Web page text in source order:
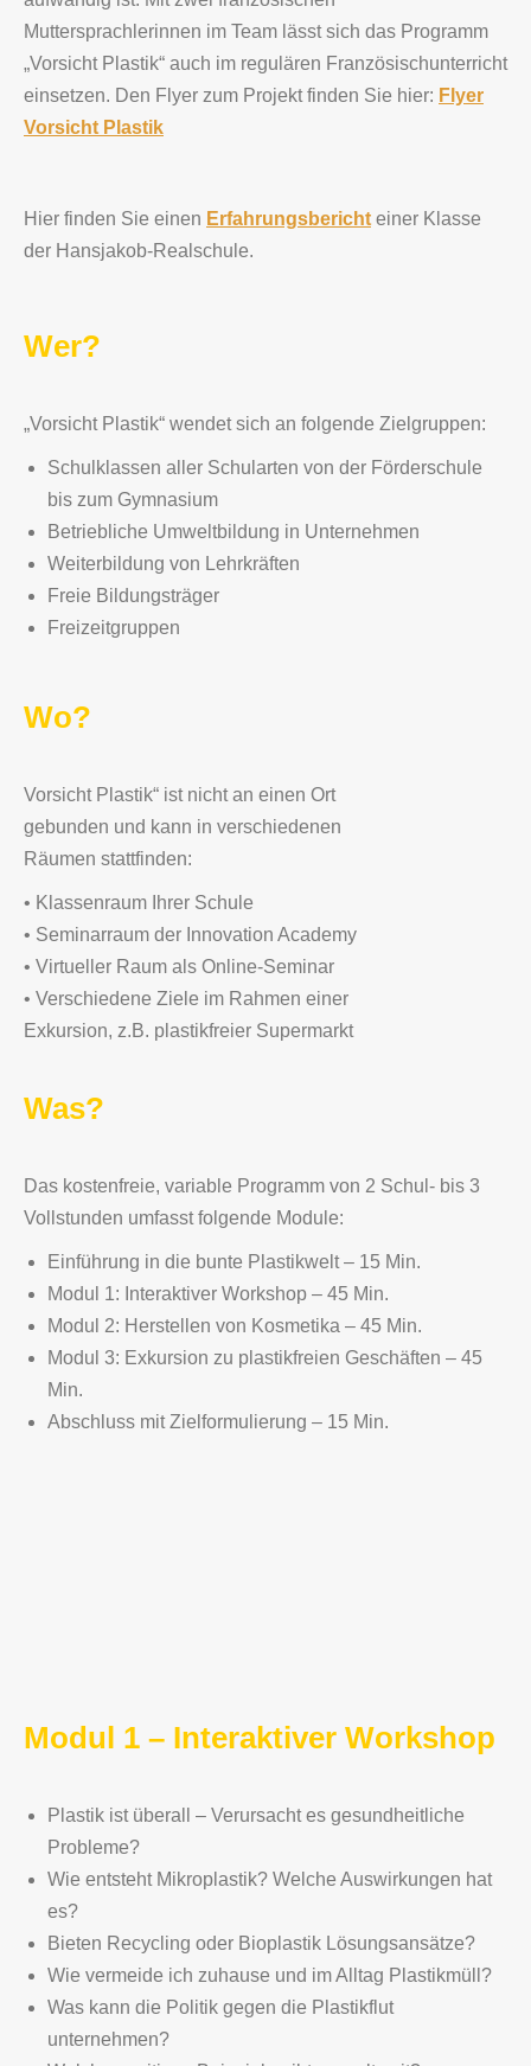
Muttersprachlerinnen im Team lässt sich das Programm
„Vorsicht Plastik“ auch im regulären Französischunterricht
einsetzen. Den Flyer zum Projekt finden Sie hier: Flyer
Vorsicht Plastik
Hier finden Sie einen Erfahrungsbericht einer Klasse
der Hansjakob-Realschule.
Wer?
„Vorsicht Plastik“ wendet sich an folgende Zielgruppen:
Schulklassen aller Schularten von der Förderschule
bis zum Gymnasium
Betriebliche Umweltbildung in Unternehmen
Weiterbildung von Lehrkräften
Freie Bildungsträger
Freizeitgruppen
Wo?
Vorsicht Plastik“ ist nicht an einen Ort
gebunden und kann in verschiedenen
Räumen stattfinden:
• Klassenraum Ihrer Schule
• Seminarraum der Innovation Academy
• Virtueller Raum als Online-Seminar
• Verschiedene Ziele im Rahmen einer
Exkursion, z.B. plastikfreier Supermarkt
Was?
Das kostenfreie, variable Programm von 2 Schul- bis 3
Vollstunden umfasst folgende Module:
Einführung in die bunte Plastikwelt – 15 Min.
Modul 1: Interaktiver Workshop – 45 Min.
Modul 2: Herstellen von Kosmetika – 45 Min.
Modul 3: Exkursion zu plastikfreien Geschäften – 45
Min.
Abschluss mit Zielformulierung – 15 Min.
Modul 1 – Interaktiver Workshop
Plastik ist überall – Verursacht es gesundheitliche
Probleme?
Wie entsteht Mikroplastik? Welche Auswirkungen hat
es?
Bieten Recycling oder Bioplastik Lösungsansätze?
Wie vermeide ich zuhause und im Alltag Plastikmüll?
Was kann die Politik gegen die Plastikflut
unternehmen?